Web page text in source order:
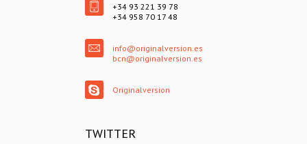
+34 93 221 39 78
+34 958 70 17 48
info@originalversion.es
bcn@originalversion.es
Originalversion
TWITTER